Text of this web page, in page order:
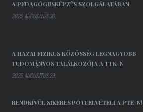
A PEDAGÓGUSKÉPZÉS SZOLGÁLATÁBAN
2025. AUGUSZTUS 30.
A HAZAI FIZIKUS KÖZÖSSÉG LEGNAGYOBB
TUDOMÁNYOS TALÁLKOZÓJA A TTK-N
2025. AUGUSZTUS 29.
RENDKÍVÜL SIKERES PÓTFELVÉTELI A PTE-N!